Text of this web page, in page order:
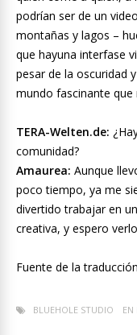
podrían ser de un
montañas y lagos –
que hayuna interfase
pesar de la oscuridad
mundo fascinante
TERA-Welten.de:
comunidad?
Amaurea: Aunque
poco tiempo, ya me
divertido trabajar en
creativa, y espero
Fuente de la
BLUEHOLE STUDIO EN